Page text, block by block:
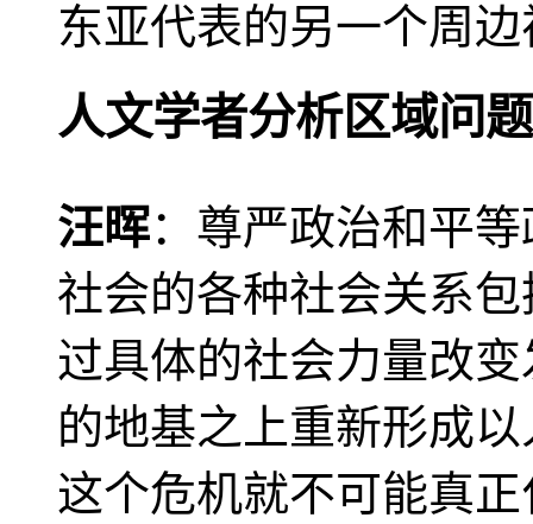
东亚代表的另一个周
人文学者分析区域问题
汪晖：尊严政治和平
社会的各种社会关系
过具体的社会力量改
的地基之上重新形成
这个危机就不可能真